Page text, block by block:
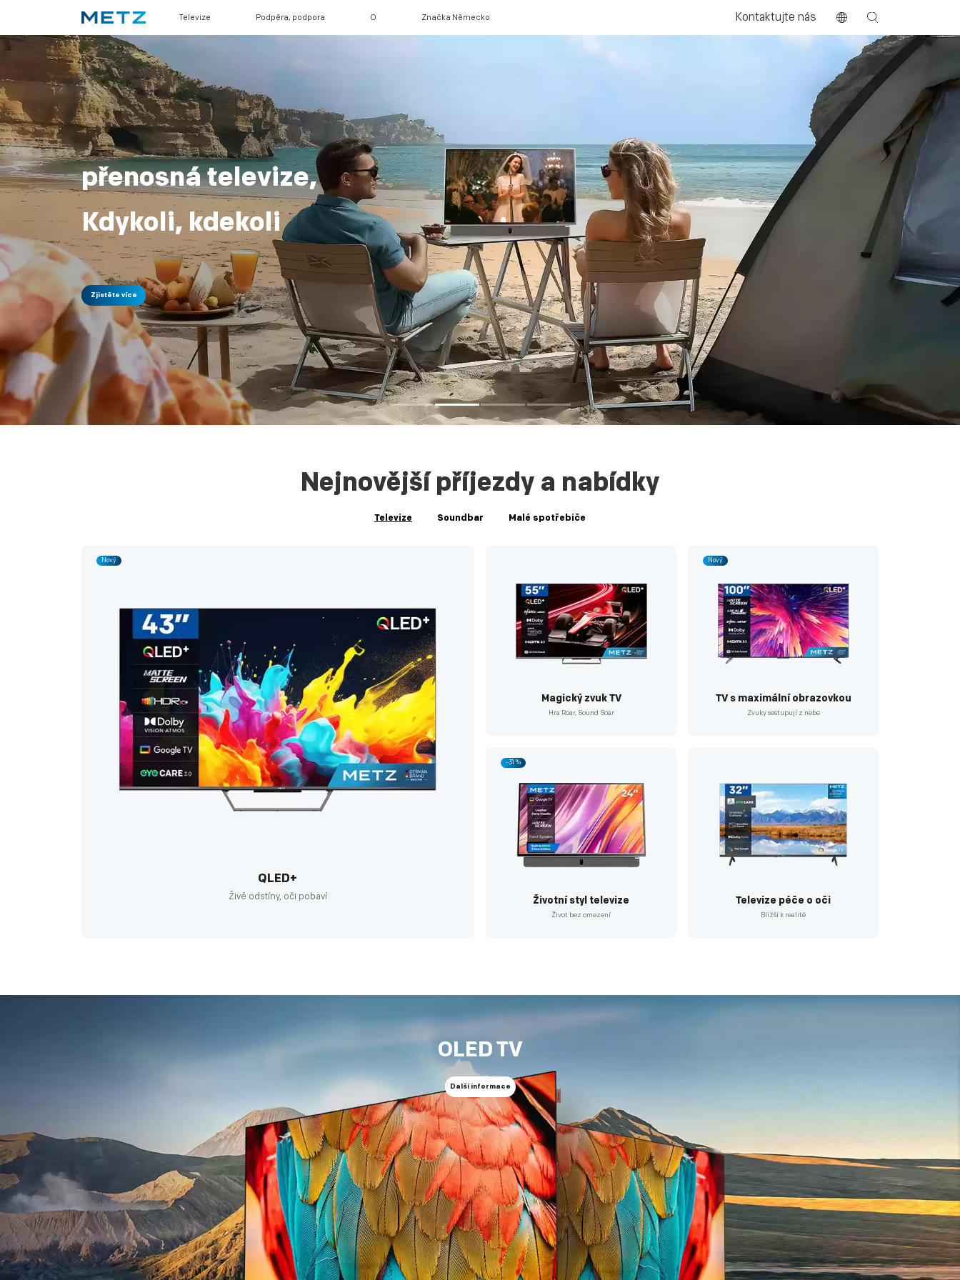
Televize Podpěra, podpora O Značka Německo Kontaktujte nás
přenosná televize,
Kdykoli, kdekoli
Zjistěte více
Nejnovější příjezdy a nabídky
Televize Soundbar Malé spotřebiče
Nový
QLED+
Živé odstíny, oči pobaví
Magický zvuk TV
Hra Roar, Sound Soar
Nový
TV s maximální obrazovkou
Zvuky sestupují z nebe
-31 %
Životní styl televize
Život bez omezení
Televize péče o oči
Bližší k realitě
OLED TV
Další informace